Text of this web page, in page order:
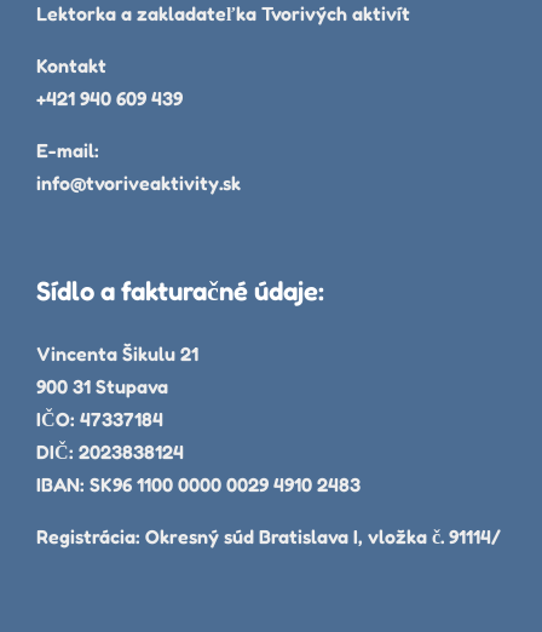
Lektorka a zakladateľka Tvorivých aktivít
Kontakt
+421 940 609 439
E-mail:
info@tvoriveaktivity.sk
Sídlo a fakturačné údaje:
Vincenta Šikulu 21
900 31 Stupava
IČO: 47337184
DIČ: 2023838124
IBAN: SK96 1100 0000 0029 4910 2483
Registrácia: Okresný súd Bratislava I, vložka č. 91114/